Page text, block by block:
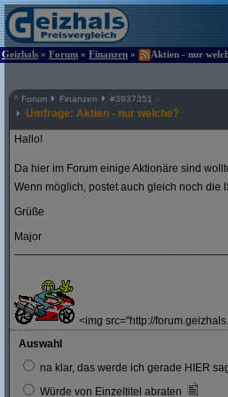
Geizhals » Forum » Finanzen » Aktien - nur
^ Forum Finanzen #3937351
Umfrage: Aktien - nur welche?
Hallo!
Da hier im Forum einige Aktionäre sind
Wenn möglich, postet auch gleich noch die
Grüße
Major
<img src="http://
Auswahl
na klar, das werde ich gerade HIER
Würde von Einzeltitel abraten